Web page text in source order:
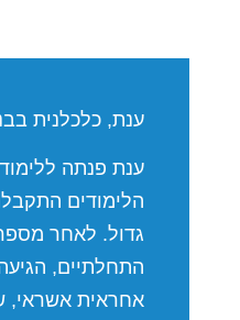
ענת, כלכלנית
ענת פנתה
הלימודים
גדול. לאחר
התחלתיים,
אחראית אשראי,